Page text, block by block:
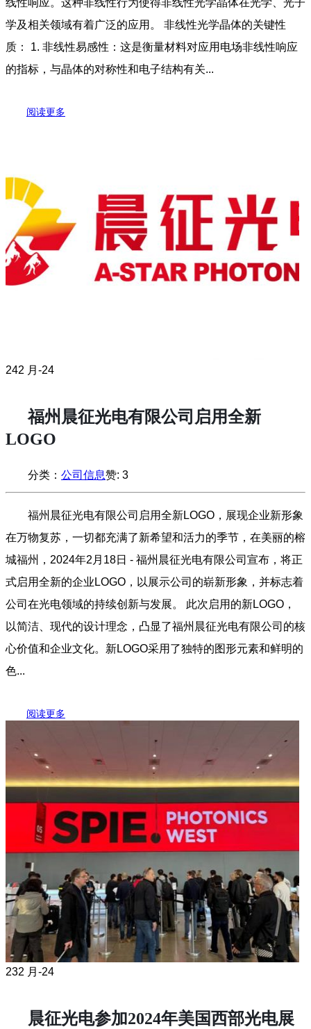
线性响应。这种非线性行为使得非线性光学晶体在光学、光子
学及相关领域有着广泛的应用。 非线性光学晶体的关键性
质： 1. 非线性易感性：这是衡量材料对应用电场非线性响应
的指标，与晶体的对称性和电子结构有关...
阅读更多
242 月-24
福州晨征光电有限公司启用全新
LOGO
分类： 公司信息赞: 3
福州晨征光电有限公司启用全新LOGO，展现企业新形象
在万物复苏，一切都充满了新希望和活力的季节，在美丽的榕
城福州，2024年2月18日 - 福州晨征光电有限公司宣布，将正
式启用全新的企业LOGO，以展示公司的崭新形象，并标志着
公司在光电领域的持续创新与发展。 此次启用的新LOGO，
以简洁、现代的设计理念，凸显了福州晨征光电有限公司的核
心价值和企业文化。新LOGO采用了独特的图形元素和鲜明的
色...
阅读更多
232 月-24
晨征光电参加2024年美国西部光电展